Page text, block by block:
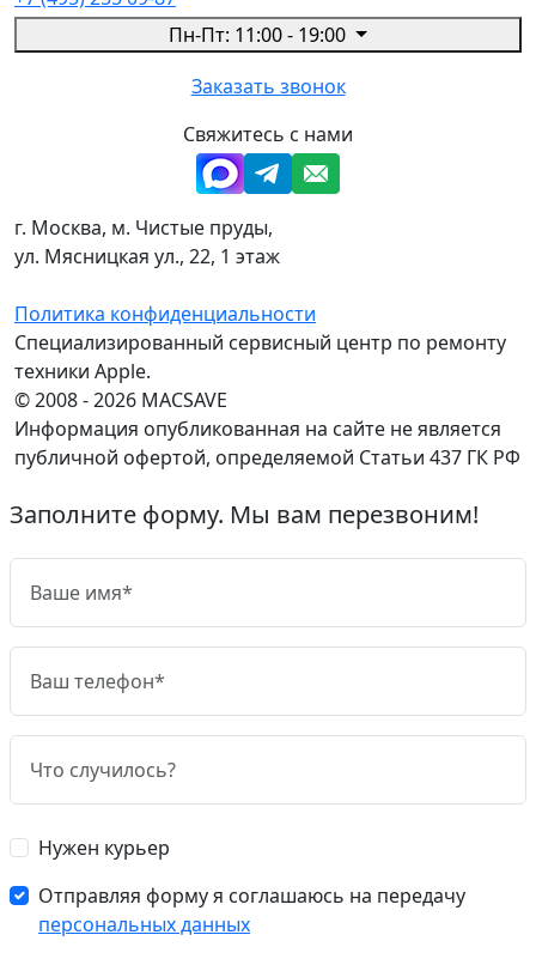
Пн-Пт: 11:00 - 19:00
Заказать звонок
Свяжитесь с нами
г. Москва, м. Чистые пруды,
ул. Мясницкая ул., 22, 1 этаж
Политика конфиденциальности
Специализированный сервисный центр по ремонту
техники Apple.
© 2008 - 2026 MACSAVE
Информация опубликованная на сайте не является
публичной офертой, определяемой Статьи 437 ГК РФ
Заполните форму. Мы вам перезвоним!
Нужен курьер
Отправляя форму я соглашаюсь на передачу
персональных данных